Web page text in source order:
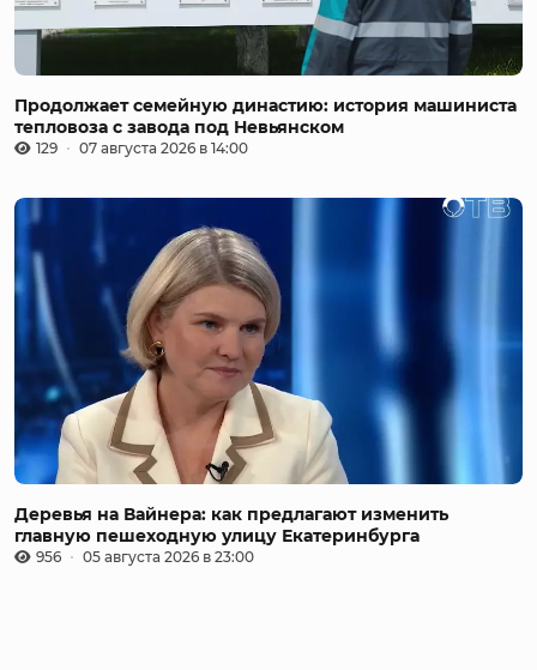
Продолжает семейную династию: история машиниста
тепловоза с завода под Невьянском
129 07 августа 2026 в 14:00
Деревья на Вайнера: как предлагают изменить
главную пешеходную улицу Екатеринбурга
956 05 августа 2026 в 23:00